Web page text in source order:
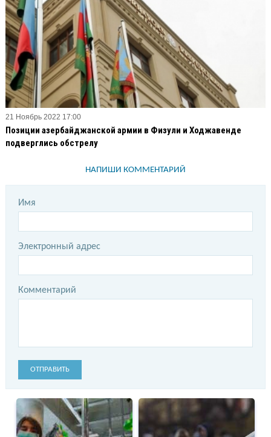
21 Ноябрь 2022 17:00
Позиции азербайджанской армии в Физули и Ходжавенде
подверглись обстрелу
НАПИШИ КОММЕНТАРИЙ
Имя
Электронный адрес
Комментарий
ОТПРАВИТЬ